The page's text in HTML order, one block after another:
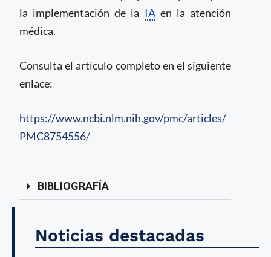
la implementación de la IAen la atención
médica.
Consulta el artículo completo en el siguiente
enlace:
https://www.ncbi.nlm.nih.gov/pmc/articles/
PMC8754556/
BIBLIOGRAFÍA
Noticias destacadas